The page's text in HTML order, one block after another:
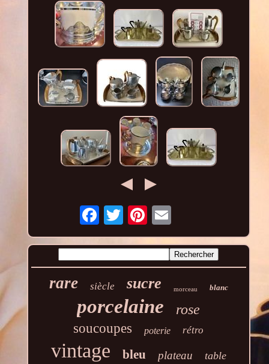
rare siècle sucre morceau blanc
porcelaine rose
soucoupes poterie rétro
vintage bleu plateau table